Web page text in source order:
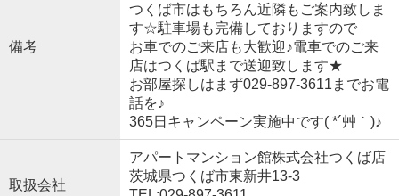
備考
つくば市はもちろん近隣もご案内致しま
す☆駐車場も完備しておりますので
お車でのご来店も大歓迎♪電車でのご来
店はつくば駅まで送迎致します★
お部屋探しはまず029-897-3611までお電
話を♪
365日キャンペーン実施中です( *´艸｀)♪
取扱会社
アパートマンション館株式会社つくば店
茨城県つくば市東新井13-3